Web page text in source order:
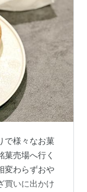
で様々なお菓
売場へ行く
変わらずおや
買いに出かけ